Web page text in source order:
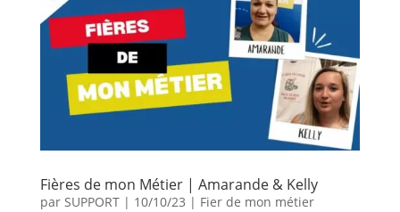
Fières de mon Métier | Amarande & Kelly
par SUPPORT| 10/10/23 | Fier de mon métier